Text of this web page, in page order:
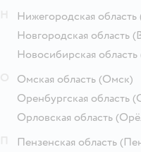
Нижегородская область
Новгородская область
Новосибирская область
Омская область (Омск)
Оренбургская область
Орловская область
Пензенская область